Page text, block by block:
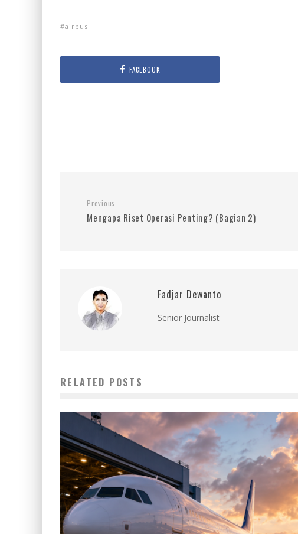
airbus
FACEBOOK
Previous
Mengapa Riset Operasi Penting? (Bagian 2)
Fadjar Dewanto
Senior Journalist
RELATED POSTS